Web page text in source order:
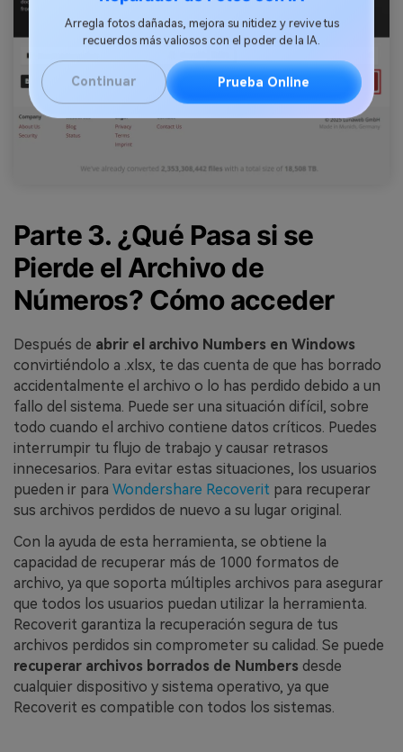
Reparador de Fotos con IA
Arregla fotos dañadas, mejora su nitidez y revive tus
Parte 3. ¿Qué Pasa si se
Pierde el Archivo de
Números? Cómo acceder
Después de abrir el archivo Numbers en Windows
convirtiéndolo a .xlsx, te das cuenta de que has borrado
accidentalmente el archivo o lo has perdido debido a un
fallo del sistema. Puede ser una situación difícil, sobre
todo cuando el archivo contiene datos críticos. Puedes
interrumpir tu flujo de trabajo y causar retrasos
innecesarios. Para evitar estas situaciones, los usuarios
pueden ir para Wondershare Recoverit para recuperar
sus archivos perdidos de nuevo a su lugar original.
Con la ayuda de esta herramienta, se obtiene la
capacidad de recuperar más de 1000 formatos de
archivo, ya que soporta múltiples archivos para asegurar
que todos los usuarios puedan utilizar la herramienta.
Recoverit garantiza la recuperación segura de tus
archivos perdidos sin comprometer su calidad. Se puede
recuperar archivos borrados de Numbers desde
cualquier dispositivo y sistema operativo, ya que
Recoverit es compatible con todos los sistemas.